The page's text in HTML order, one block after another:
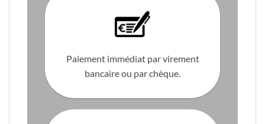
Paiement immédiat par virement
bancaire ou par chèque.